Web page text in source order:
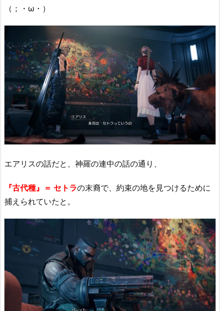
（；・ω・）
エアリスの話だと、神羅の連中の話の通り、
『古代種』＝ セトラの末裔で、約束の地を見つけるために
捕えられていたと。